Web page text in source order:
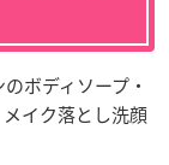
ボディソープ・
イク落とし洗顔